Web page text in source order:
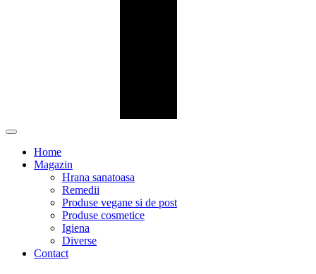
Home
Magazin
Hrana sanatoasa
Remedii
Produse vegane si de post
Produse cosmetice
Igiena
Diverse
Contact